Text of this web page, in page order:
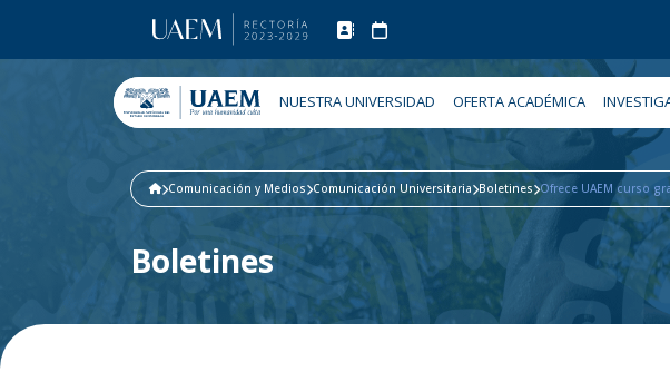
NUESTRA UNIVERSIDAD OFERTA ACADÉMICA
Comunicación y Medios Comunicación Universitaria Boletines Ofrece UAEM curso
Boletines